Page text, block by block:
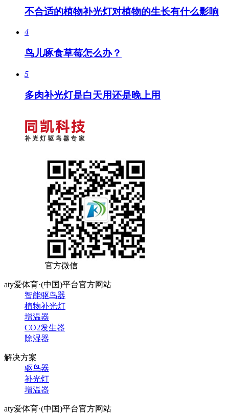
不合适的植物补光灯对植物的生长有什么影响
4
鸟儿啄食草莓怎么办？
5
多肉补光灯是白天用还是晚上用
官方微信
aty爱体育·(中国)平台官方网站
智能驱鸟器
植物补光灯
增温器
CO2发生器
除湿器
解决方案
驱鸟器
补光灯
增温器
aty爱体育·(中国)平台官方网站